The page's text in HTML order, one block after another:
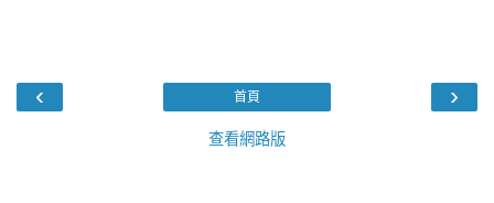
‹ ›
首頁
查看網路版